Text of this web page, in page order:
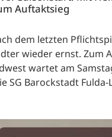
Auftaktsieg
dem letzten
wieder ernst. Zum
wartet am
SG Barockstadt Fulda-